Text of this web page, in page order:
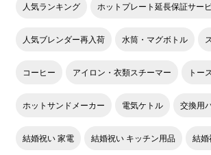
人気ランキング ホットプレート延長保証サー
人気ブレンダー再入荷 水筒・マグボトル
コーヒー アイロン・衣類スチーマー トー
ホットサンドメーカー 電気ケトル 交換用
結婚祝い 家電 結婚祝い キッチン用品 結婚